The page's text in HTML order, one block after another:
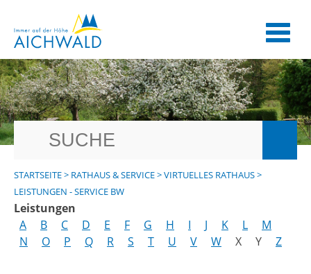
STARTSEITE> RATHAUS & SERVICE>VIRTUELLES RATHAUS>
LEISTUNGEN - SERVICE BW
Leistungen
A
B C D E F G H I J K L
M
N
O P Q R S T U V W X Y Z